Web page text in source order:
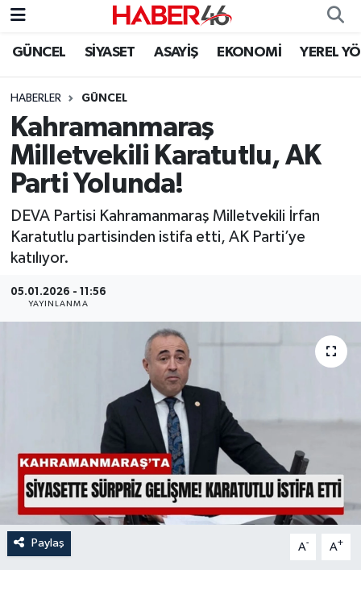
GÜNCEL SİYASET ASAYİŞ EKONOMİ YEREL
HABERLER GÜNCEL
Kahramanmaraş
Milletvekili Karatutlu, AK
Parti Yolunda!
DEVA Partisi Kahramanmaraş Milletvekili İrfan
Karatutlu partisinden istifa etti, AK Parti’ye
katılıyor.
05.01.2026 - 11:56
YAYINLANMA
Paylaş A- A+
GÜNCEL
SİYASET
EKONOMİ
SPOR
YAŞAM
TEKNOLOJİ
SAĞLIK
İLÇE HABERLERİ
KÜLTÜR-SANAT
KSÜ
DÜNYA
ROPORTAJ
Nöbetçi Eczaneler
Hava Durumu
Kahramanmaraş Namaz Vakitleri
Trafik Durumu
Süper Lig Puan Durumu ve Fikstür
Tüm Manşetler
Son Dakika Haberleri